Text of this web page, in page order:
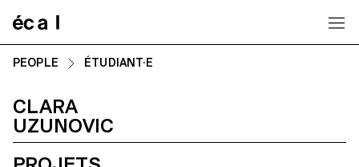
PEOPLE ÉTUDIANT·E
CLARA
UZUNOVIC